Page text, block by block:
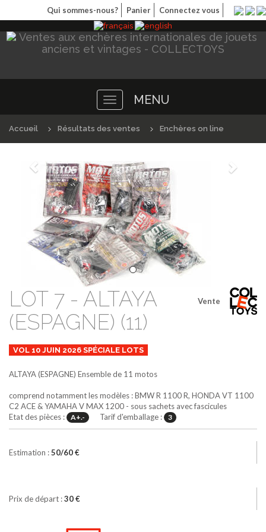
Qui sommes-nous? Panier Connectez vous
Toggle
navigation
MENU
Accueil Résultats des ventes Enchères on line
Précédént
Vente
LOT 7 - ALTAYA
(ESPAGNE) (11)
VOL 10 JUIN 2026 SPÉCIALE LOTS
ALTAYA (ESPAGNE) Ensemble de 11 motos
comprend notamment les modèles : BMW R 1100 R, HONDA VT 1100
C2 ACE & YAMAHA V MAX 1200 - sous sachets avec fascicules
Etat des pièces :
A+.- Tarif d'emballage : 3
Estimation :50/60 €
Prix de départ :30 €